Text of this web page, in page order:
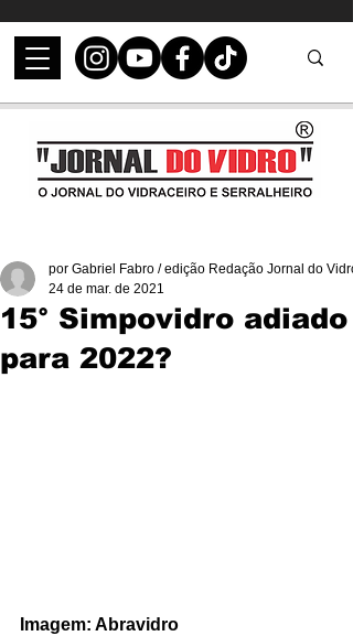
15° Simpovidro adiado
para 2022?
por Gabriel Fabro / edição Redação Jornal do Vidro
24 de mar. de 2021
Imagem: Abravidro